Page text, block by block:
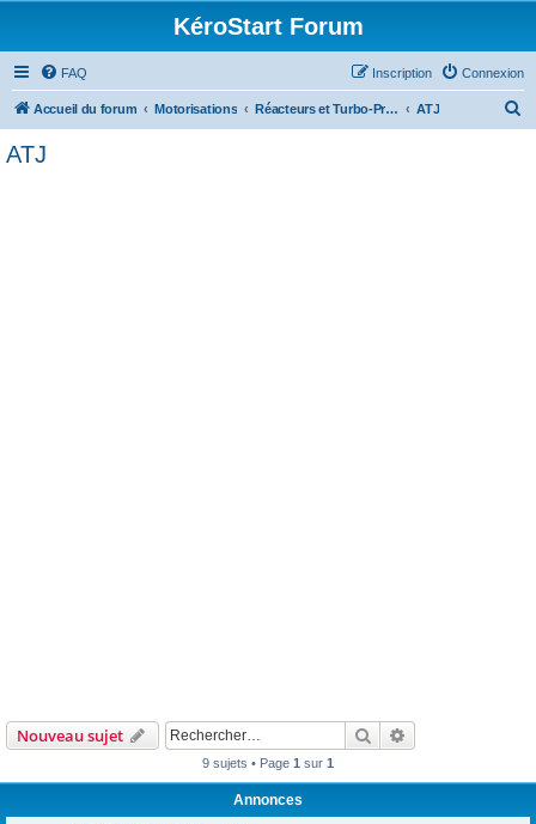
KéroStart Forum
FAQ Connexion
Inscription
Accueil du forum Motorisations Réacteurs et Turbo-Propulseurs ATJ
ATJ
Nouveau sujet Rechercher
9 sujets • Page 1 sur 1
Annonces